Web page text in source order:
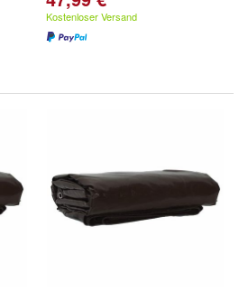
Kostenloser Versand